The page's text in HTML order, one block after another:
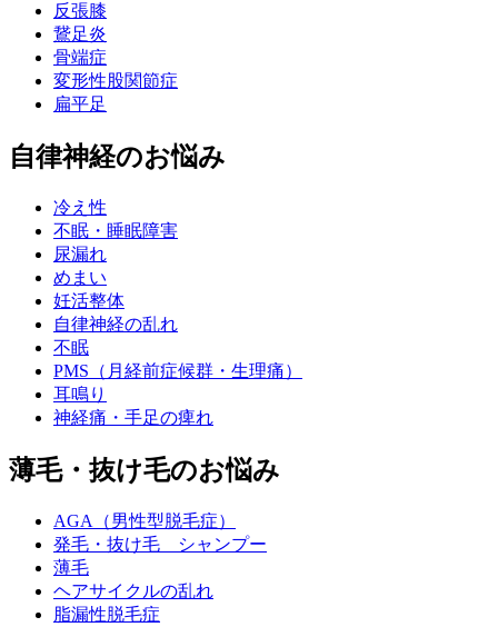
反張膝
鵞足炎
骨端症
変形性股関節症
扁平足
自律神経のお悩み
冷え性
不眠・睡眠障害
尿漏れ
めまい
妊活整体
自律神経の乱れ
不眠
PMS（月経前症候群・生理痛）
耳鳴り
神経痛・手足の痺れ
薄毛・抜け毛のお悩み
AGA（男性型脱毛症）
発毛・抜け毛 シャンプー
薄毛
ヘアサイクルの乱れ
脂漏性脱毛症